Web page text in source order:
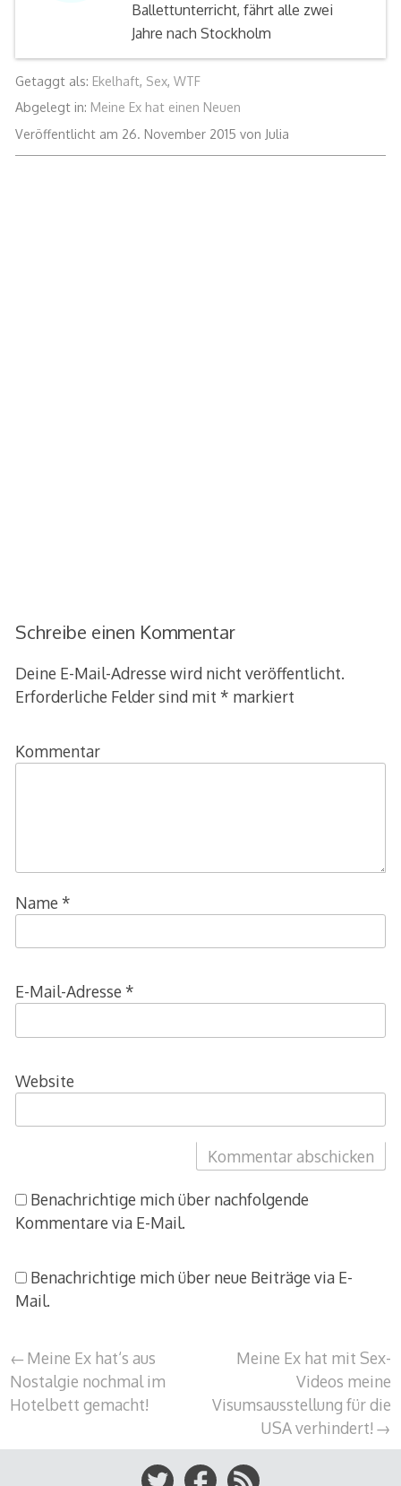
Ballettunterricht, fährt alle zwei
Jahre nach Stockholm
Getaggt als: Ekelhaft, Sex, WTF
Abgelegt in: Meine Ex hat einen Neuen
Veröffentlicht am 26. November 201526.
Januar
von Julia
Schreibe einen Kommentar
Deine E-Mail-Adresse wird nicht veröffentlicht.
Erforderliche Felder sind mit * markiert
Kommentar
Name *
E-Mail-Adresse *
Website
Benachrichtige mich über nachfolgende
Kommentare via E-Mail.
Benachrichtige mich über neue Beiträge via E-
Mail.
Beitragsnavigation
Meine Ex hat‘s aus
Nostalgie nochmal im
Hotelbett gemacht!
Meine Ex hat mit Sex-
Videos meine
Visumsausstellung für die
USA verhindert!